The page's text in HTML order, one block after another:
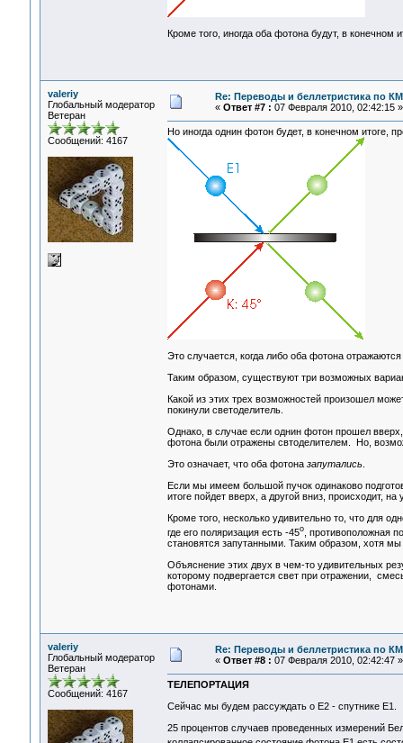
Кроме того, иногда оба фотона будут, в конечном
valeriy
Глобальный модератор
Ветеран
Сообщений: 4167
Re: Переводы и беллетристика по КМ
« Ответ #7 : 07 Февраля 2010, 02:42:15 »
Но иногда однин фотон будет, в конечном итоге,
Это случается, когда либо оба фотона
Таким образом, существуют три возможных
Какой из этих трех возможностей произошел
покинули светоделитель.
Однако, в случае если однин фотон прошел
фотона были отражены свтоделителем. Но,
Это означает, что оба фотона запутались
Если мы имеем большой пучок одинаково
итоге пойдет вверх, а другой вниз, происходит,
Кроме того, несколько удивительно то, что для
где его поляризация есть -45o, противоположная
становятся запутанными. Таким образом, хотя
Объяснение этих двух в чем-то удивительных
которому подвергается свет при отражении,
фотонами.
valeriy
Глобальный модератор
Ветеран
Сообщений: 4167
Re: Переводы и беллетристика по КМ
« Ответ #8 : 07 Февраля 2010, 02:42:47 »
ТЕЛЕПОРТАЦИЯ
Сейчас мы будем рассуждать о E2 - спутнике E1.
25 процентов случаев проведенных измерений